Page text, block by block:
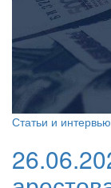
Статьи и интервью